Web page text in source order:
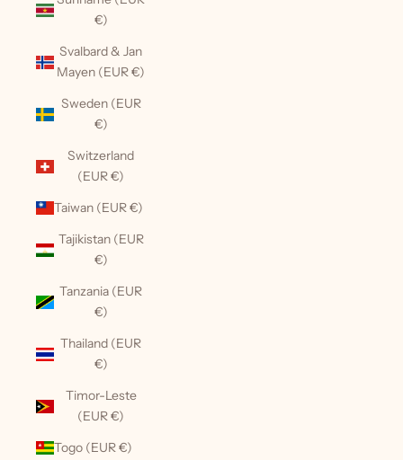
€)
Svalbard & Jan
Mayen (EUR €)
Sweden (EUR
€)
Switzerland
(EUR €)
Taiwan (EUR €)
Tajikistan (EUR
€)
Tanzania (EUR
€)
Thailand (EUR
€)
Timor-Leste
(EUR €)
Togo (EUR €)